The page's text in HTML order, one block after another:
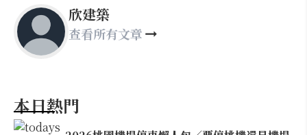
欣建築
查看所有文章
本日熱門